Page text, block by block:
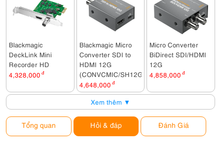
Blackmagic
DeckLink Mini
Recorder HD
4,328,000 đ
Blackmagic Micro
Converter SDI to
HDMI 12G
(CONVCMIC/SH12G)
4,648,000 đ
Micro Converter
BiDirect SDI/HDMI
12G
4,858,000 đ
Xem thêm ▼
Tổng quan Hỏi & đáp Đánh Giá